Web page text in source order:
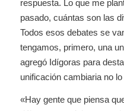
respuesta. Lo que me
pasado, cuántas son las
Todos esos debates se
tengamos, primero, una
agregó Idígoras para
unificación cambiaria no
«Hay gente que piensa